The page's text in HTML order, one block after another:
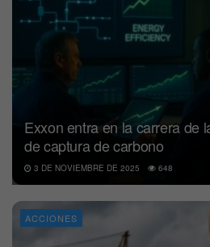
Exxon entra en la carrera de
de captura de carbono
3 DE NOVIEMBRE DE 2025 648
ACCIONES